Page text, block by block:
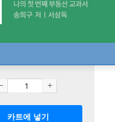
카트에 넣기